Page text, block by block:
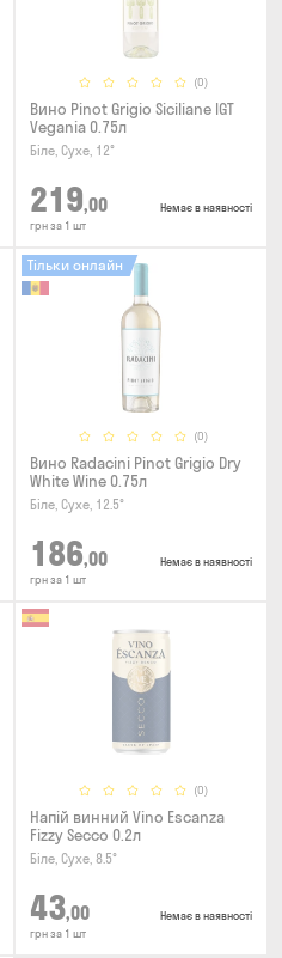
(0)
Вино Pinot Grigio Siciliane IGT
Vegania 0.75л
Біле, Сухе, 12°
219,00
грн за 1 шт
Немає в наявності
(0)
Тільки онлайн
Вино Radacini Pinot Grigio Dry
White Wine 0.75л
Біле, Сухе, 12.5°
186,00
грн за 1 шт
Немає в наявності
(0)
Напій винний Vino Escanza
Fizzy Secco 0.2л
Біле, Сухе, 8.5°
43,00
грн за 1 шт
Немає в наявності